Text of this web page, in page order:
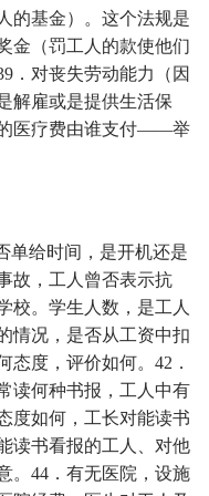
的基金）。这个法规是
金（罚工人的款使他们
．对丧失劳动能力（因
解雇或是提供生活保
医疗费由谁支付——举
单给时间，是开机还是
故，工人曾否表示抗
校。学生人数，是工人
情况，是否从工资中扣
态度，评价如何。 42 ．
读何种书报，工人中有
度如何，工长对能读书
读书看报的工人、对他
。 44 ．有无医院，设施